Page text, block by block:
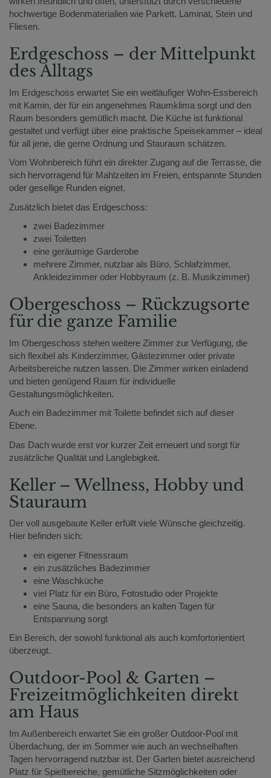
hochwertige Bodenmaterialien wie Parkett, Laminat, Stein und
Fliesen.
Erdgeschoss – der Mittelpunkt
des Alltags
Im Erdgeschoss erwartet Sie ein weitläufiger Wohn-Essbereich
mit Kamin, der für ein angenehmes Raumklima sorgt und den
Raum besonders gemütlich macht. Die Küche ist funktional
gestaltet und verfügt über eine praktische Speisekammer – ideal
für all jene, die gerne Ordnung und Stauraum schätzen.
Vom Wohnbereich führt ein direkter Zugang auf die Terrasse, die
sich hervorragend für Mahlzeiten im Freien, entspannte Stunden
oder gesellige Runden eignet.
Zusätzlich bietet das Erdgeschoss:
zwei Badezimmer
zwei Toiletten
eine geräumige Garderobe
mehrere Zimmer, nutzbar als Büro, Schlafzimmer,
Ankleidezimmer oder Hobbyraum (z. B. Musikzimmer)
Obergeschoss – Rückzugsorte
für die ganze Familie
Im Obergeschoss stehen weitere Zimmer zur Verfügung, die
sich flexibel als Kinderzimmer, Gästezimmer oder private
Arbeitsbereiche nutzen lassen. Die Zimmer wirken einladend
und bieten genügend Raum für individuelle
Gestaltungsmöglichkeiten.
Auch ein Badezimmer mit Toilette befindet sich auf dieser
Ebene.
Das Dach wurde erst vor kurzer Zeit erneuert und sorgt für
zusätzliche Qualität und Langlebigkeit.
Keller – Wellness, Hobby und
Stauraum
Der voll ausgebaute Keller erfüllt viele Wünsche gleichzeitig.
Hier befinden sich:
ein eigener Fitnessraum
ein zusätzliches Badezimmer
eine Waschküche
viel Platz für ein Büro, Fotostudio oder Projekte
eine Sauna, die besonders an kalten Tagen für
Entspannung sorgt
Ein Bereich, der sowohl funktional als auch komfortorientiert
überzeugt.
Outdoor-Pool & Garten –
Freizeitmöglichkeiten direkt
am Haus
Im Außenbereich erwartet Sie ein großer Outdoor-Pool mit
Überdachung, der im Sommer wie auch an wechselhaften
Tagen hervorragend nutzbar ist. Der Garten bietet ausreichend
Platz für Spielbereiche, gemütliche Sitzmöglichkeiten oder